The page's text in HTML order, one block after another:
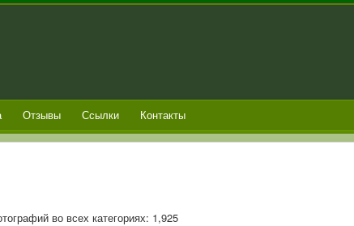
Отзывы Ссылки Контакты
во всех категориях: 1,925